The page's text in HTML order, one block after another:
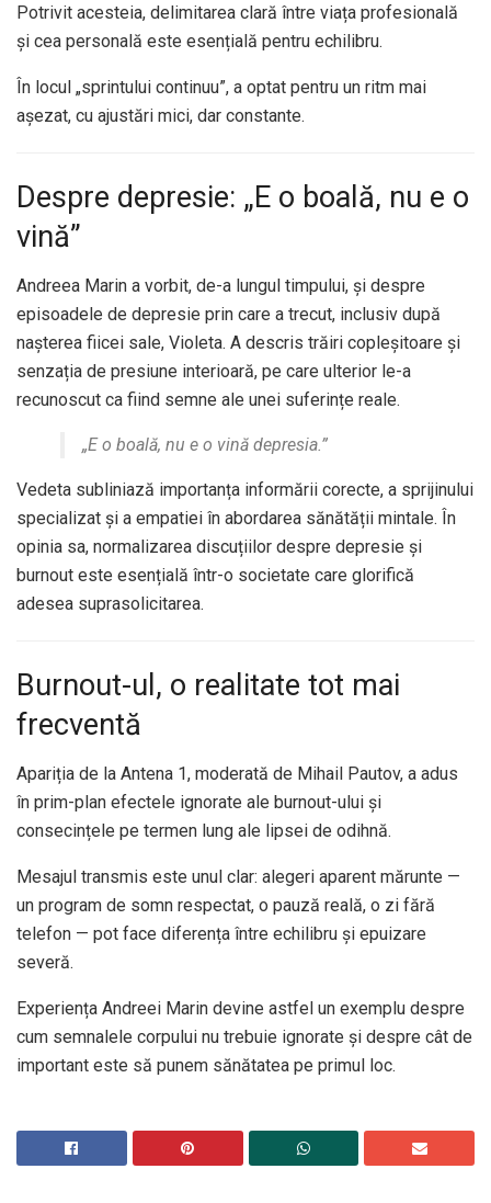
Potrivit acesteia, delimitarea clară între viața profesională
și cea personală este esențială pentru echilibru.
În locul „sprintului continuu”, a optat pentru un ritm mai
așezat, cu ajustări mici, dar constante.
Despre depresie: „E o boală, nu e o
vină”
Andreea Marin a vorbit, de-a lungul timpului, și despre
episoadele de depresie prin care a trecut, inclusiv după
nașterea fiicei sale, Violeta. A descris trăiri copleșitoare și
senzația de presiune interioară, pe care ulterior le-a
recunoscut ca fiind semne ale unei suferințe reale.
„E o boală, nu e o vină depresia.”
Vedeta subliniază importanța informării corecte, a sprijinului
specializat și a empatiei în abordarea sănătății mintale. În
opinia sa, normalizarea discuțiilor despre depresie și
burnout este esențială într-o societate care glorifică
adesea suprasolicitarea.
Burnout-ul, o realitate tot mai
frecventă
Apariția de la Antena 1, moderată de Mihail Pautov, a adus
în prim-plan efectele ignorate ale burnout-ului și
consecințele pe termen lung ale lipsei de odihnă.
Mesajul transmis este unul clar: alegeri aparent mărunte —
un program de somn respectat, o pauză reală, o zi fără
telefon — pot face diferența între echilibru și epuizare
severă.
Experiența Andreei Marin devine astfel un exemplu despre
cum semnalele corpului nu trebuie ignorate și despre cât de
important este să punem sănătatea pe primul loc.